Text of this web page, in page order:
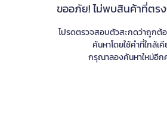
ขออภัย! ไม่พบสินค้าที่ตร
โปรดตรวจสอบตัวสะกดว่าถูกต้
ค้นหาโดยใช้คำที่ใกล้เ
กรุณาลองค้นหาใหม่อีก